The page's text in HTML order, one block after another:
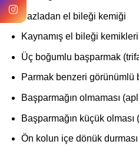
Fazladan el bileği kemiği
Kaynamış el bileği kemikleri
Üç boğumlu başparmak
Parmak benzeri görünümlü
Başparmağın olmaması
Başparmağın küçük olması
Ön kolun içe dönük